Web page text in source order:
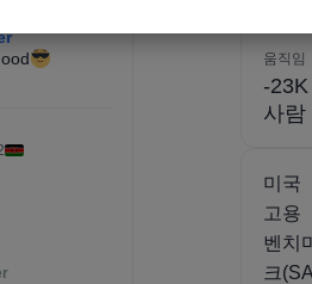
움직임
-23K
사람
미국
고용
벤치
크(SA